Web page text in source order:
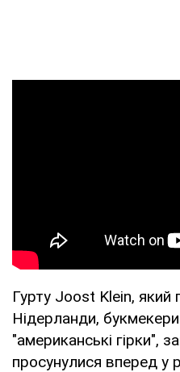
Гурту Joost Klein,
Нідерланди,
"американські гірки",
просунулися вперед у